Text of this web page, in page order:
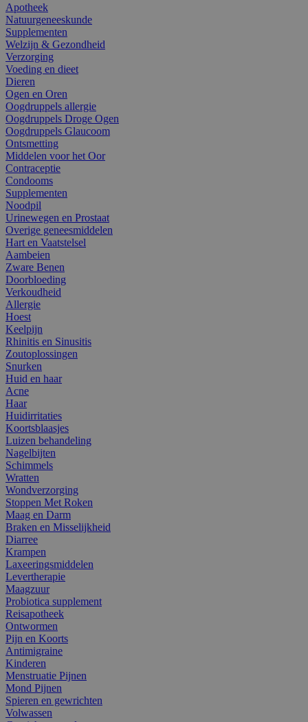
Apotheek
Natuurgeneeskunde
Supplementen
Welzijn & Gezondheid
Verzorging
Voeding en dieet
Dieren
Ogen en Oren
Oogdruppels allergie
Oogdruppels Droge Ogen
Oogdruppels Glaucoom
Ontsmetting
Middelen voor het Oor
Contraceptie
Condooms
Supplementen
Noodpil
Urinewegen en Prostaat
Overige geneesmiddelen
Hart en Vaatstelsel
Aambeien
Zware Benen
Doorbloeding
Verkoudheid
Allergie
Hoest
Keelpijn
Rhinitis en Sinusitis
Zoutoplossingen
Snurken
Huid en haar
Acne
Haar
Huidirritaties
Koortsblaasjes
Luizen behandeling
Nagelbijten
Schimmels
Wratten
Wondverzorging
Stoppen Met Roken
Maag en Darm
Braken en Misselijkheid
Diarree
Krampen
Laxeeringsmiddelen
Levertherapie
Maagzuur
Probiotica supplement
Reisapotheek
Ontwormen
Pijn en Koorts
Antimigraine
Kinderen
Menstruatie Pijnen
Mond Pijnen
Spieren en gewrichten
Volwassen